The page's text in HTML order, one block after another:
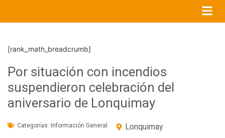
[rank_math_breadcrumb]
Por situación con incendios
suspendieron celebración del
aniversario de Lonquimay
Categorías: Información General Lonquimay